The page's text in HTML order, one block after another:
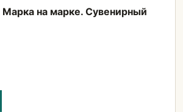
Марка на марке. Сувенирный